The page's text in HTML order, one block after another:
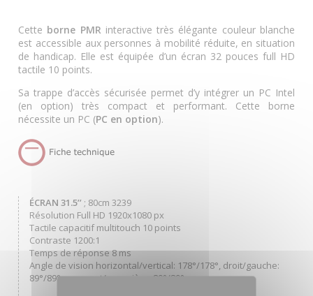
Cette borne PMR interactive très élégante couleur blanche
est accessible aux personnes à mobilité réduite, en situation
de handicap. Elle est équipée d’un écran 32 pouces full HD
tactile 10 points.
Sa trappe d’accès sécurisée permet d’y intégrer un PC Intel
(en option) très compact et performant. Cette borne
nécessite un PC (PC en option).
ÉCRAN 31.5’’ ; 80cm 3239
Résolution Full HD 1920x1080 px
Tactile capacitif multitouch 10 points
Contraste 1200:1
Temps de réponse 8 ms
Angle de vision horizontal/vertical: 178°/178°, droit/gauche:
89°/89°, en avant/en arrière: 89°/89°